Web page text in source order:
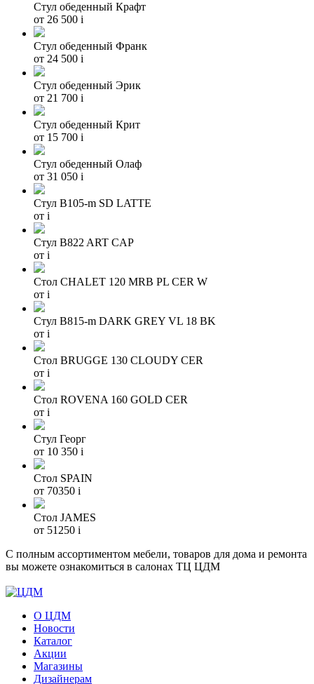
Стул обеденный Крафт
от 26 500 i
Стул обеденный Франк
от 24 500 i
Стул обеденный Эрик
от 21 700 i
Стул обеденный Крит
от 15 700 i
Стул обеденный Олаф
от 31 050 i
Стул B105-m SD LATTE
от i
Стул B822 ART CAP
от i
Стол CHALET 120 MRB PL CER W
от i
Стул B815-m DARK GREY VL 18 BK
от i
Стол BRUGGE 130 CLOUDY CER
от i
Стол ROVENA 160 GOLD CER
от i
Стул Георг
от 10 350 i
Стол SPAIN
от 70350 i
Стол JAMES
от 51250 i
С полным ассортиментом мебели, товаров для дома и ремонта
вы можете ознакомиться в салонах ТЦ ЦДМ
О ЦДМ
Новости
Каталог
Акции
Магазины
Дизайнерам